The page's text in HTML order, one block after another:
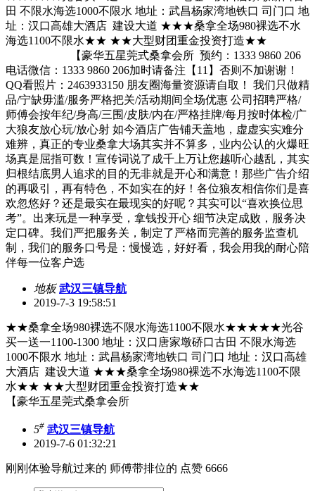
田 不限水海选1000不限水 地址：武昌杨家湾地铁口 司门口 地
址：汉口高雄大酒店 建设大道 ★★★桑拿全场980裸选不水
海选1100不限水★★ ★★大型财团重金投资打造★★
【豪华五星莞式桑拿会所 预约：1333 9860 206
电话微信：1333 9860 206加时请备注【11】否则不加谢谢！
QQ看照片：2463933150 朋友圈海量资源请自取！ 我们只做精
品/宁缺毋滥/服务严格把关/活动期间全场优惠 公司招聘严格/
师傅会按年纪/身高/三围/皮肤/内在/严格挂牌/每月按时体检/广
大狼友放心玩/放心射 如今酒店广告铺天盖地，虚虚实实难分
难辨，真正的专业桑拿大场其实并不算多，业内公认的火爆旺
场真是屈指可数！宣传词说了成千上万让您越听心越乱，其实
归根结底男人追求的目的无非就是开心和满意！那些广告介绍
的再吸引，再有特色，不如实在的好！各位狼友相信你们是喜
欢忽悠好？还是最实在最现实的好呢？其实可以“喜欢换位思
考”。出来玩是一种享受，拿钱投开心 细节决定成败，服务决
定口碑。我们严把服务关，制定了严格而完善的服务监查机
制，我们的服务口号是：慢慢选，好好看，我会用我的耐心陪
伴每一位客户选
地板 武汉三镇导航
2019-7-3 19:58:51
★★桑拿全场980裸选不限水海选1100不限水★★★★★光谷
买一送一1100-1300 地址：汉口唐家墩硚口古田 不限水海选
1000不限水 地址：武昌杨家湾地铁口 司门口 地址：汉口高雄
大酒店 建设大道 ★★★桑拿全场980裸选不水海选1100不限
水★★ ★★大型财团重金投资打造★★
【豪华五星莞式桑拿会所
5# 武汉三镇导航
2019-7-6 01:32:21
刚刚体验导航过来的 师傅带排位的 点赞 6666